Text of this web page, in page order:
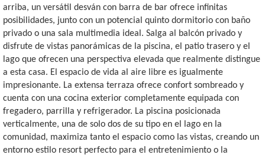
arriba, un versátil desván con barra de bar ofrece infinitas
posibilidades, junto con un potencial quinto dormitorio con baño
privado o una sala multimedia ideal. Salga al balcón privado y
disfrute de vistas panorámicas de la piscina, el patio trasero y el
lago que ofrecen una perspectiva elevada que realmente distingue
a esta casa. El espacio de vida al aire libre es igualmente
impresionante. La extensa terraza ofrece confort sombreado y
cuenta con una cocina exterior completamente equipada con
fregadero, parrilla y refrigerador. La piscina posicionada
verticalmente, una de solo dos de su tipo en el lago en la
comunidad, maximiza tanto el espacio como las vistas, creando un
entorno estilo resort perfecto para el entretenimiento o la